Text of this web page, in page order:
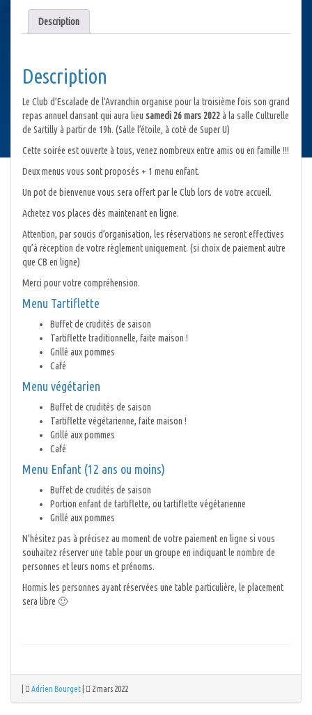
d'Escalade
2022
Description
Description
Le Club d’Escalade de l’Avranchin organise pour la troisième fois son grand
repas annuel dansant qui aura lieu samedi 26 mars 2022à la salle Culturelle
de Sartilly à partir de 19h. (Salle l’étoile, à coté de Super U)
Cette soirée est ouverte à tous, venez nombreux entre amis ou en famille !!!
Deux menus vous sont proposés + 1 menu enfant.
Un pot de bienvenue vous sera offert par le Club lors de votre accueil.
Achetez vos places dès maintenant en ligne.
Attention, par soucis d’organisation, les réservations ne seront effectives
qu’à réception de votre règlement uniquement. (si choix de paiement autre
que CB en ligne)
Merci pour votre compréhension.
Menu Tartiflette
Buffet de crudités de saison
Tartiflette traditionnelle, faite maison !
Grillé aux pommes
Café
Menu végétarien
Buffet de crudités de saison
Tartiflette végétarienne, faite maison !
Grillé aux pommes
Café
Menu Enfant (12 ans ou moins)
Buffet de crudités de saison
Portion enfant de tartiflette, ou tartiflette végétarienne
Grillé aux pommes
N’hésitez pas à précisez au moment de votre paiement en ligne si vous
souhaitez réserver une table pour un groupe en indiquant le nombre de
personnes et leurs noms et prénoms.
Hormis les personnes ayant réservées une table particulière, le placement
sera libre 🙂
Adrien Bourget 2 mars 2022